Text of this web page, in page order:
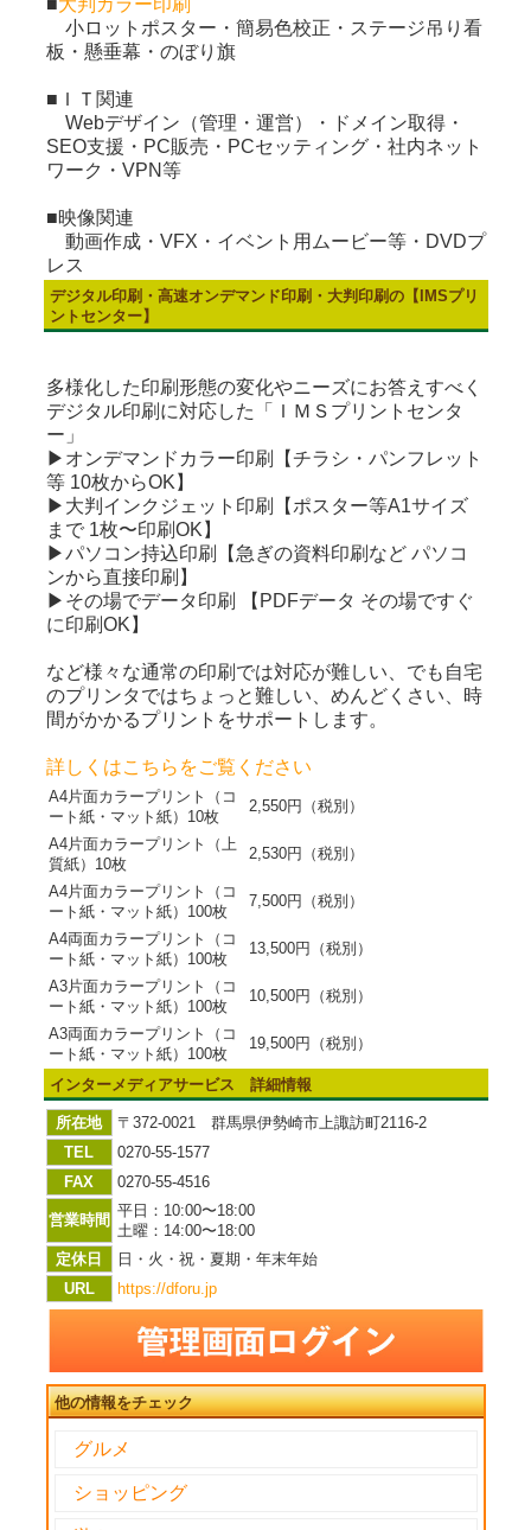
■大判カラー印刷
小ロットポスター・簡易色校正・ステージ吊り看
板・懸垂幕・のぼり旗
■ＩＴ関連
Webデザイン（管理・運営）・ドメイン取得・
SEO支援・PC販売・PCセッティング・社内ネット
ワーク・VPN等
■映像関連
動画作成・VFX・イベント用ムービー等・DVDプ
レス
デジタル印刷・高速オンデマンド印刷・大判印刷の【IMSプリ
ントセンター】
多様化した印刷形態の変化やニーズにお答えすべく
デジタル印刷に対応した「ＩＭＳプリントセンタ
ー」
▶オンデマンドカラー印刷【チラシ・パンフレット
等 10枚からOK】
▶大判インクジェット印刷【ポスター等A1サイズ
まで 1枚〜印刷OK】
▶パソコン持込印刷【急ぎの資料印刷など パソコ
ンから直接印刷】
▶その場でデータ印刷 【PDFデータ その場ですぐ
に印刷OK】
など様々な通常の印刷では対応が難しい、でも自宅
のプリンタではちょっと難しい、めんどくさい、時
間がかかるプリントをサポートします。
詳しくはこちらをご覧ください
A4片面カラープリント（コ
ート紙・マット紙）10枚
2,550円（税別）
A4片面カラープリント（上
質紙）10枚
2,530円（税別）
A4片面カラープリント（コ
ート紙・マット紙）100枚
7,500円（税別）
A4両面カラープリント（コ
ート紙・マット紙）100枚
13,500円（税別）
A3片面カラープリント（コ
ート紙・マット紙）100枚
10,500円（税別）
A3両面カラープリント（コ
ート紙・マット紙）100枚
19,500円（税別）
インターメディアサービス 詳細情報
所在地
〒372-0021 群馬県伊勢崎市上諏訪町2116-2
TEL
0270-55-1577
FAX
0270-55-4516
営業時間
平日：10:00〜18:00
土曜：14:00〜18:00
定休日
日・火・祝・夏期・年末年始
URL
https://dforu.jp
他の情報をチェック
グルメ
ショッピング